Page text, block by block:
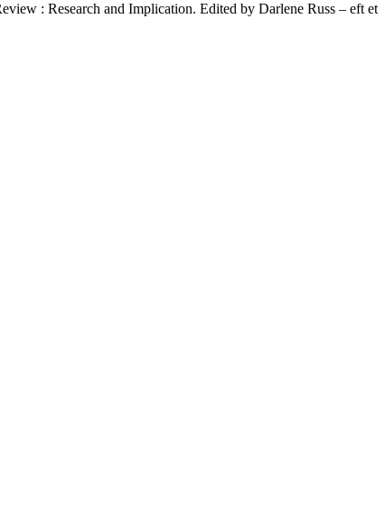
: Research and Implication. Edited by Darlene Russ – eft et